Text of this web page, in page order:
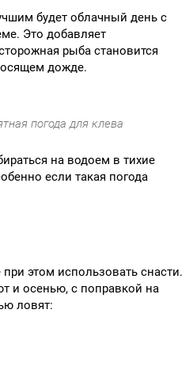
будет облачный день с
Это добавляет
рыба становится
дожде.
погода для клева
на водоем в тихие
если такая погода
этом использовать снасти.
и осенью, с поправкой на
ловят: